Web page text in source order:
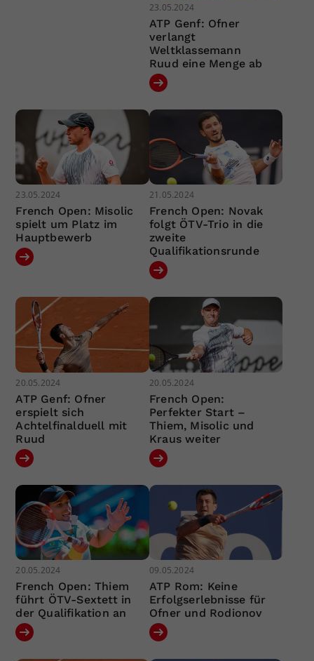
23.05.2024
ATP Genf: Ofner
verlangt
Weltklassemann
Ruud eine Menge ab
23.05.2024
French Open: Misolic
spielt um Platz im
Hauptbewerb
21.05.2024
French Open: Novak
folgt ÖTV-Trio in die
zweite
Qualifikationsrunde
20.05.2024
ATP Genf: Ofner
erspielt sich
Achtelfinalduell mit
Ruud
20.05.2024
French Open:
Perfekter Start –
Thiem, Misolic und
Kraus weiter
20.05.2024
French Open: Thiem
führt ÖTV-Sextett in
der Qualifikation an
09.05.2024
ATP Rom: Keine
Erfolgserlebnisse für
Ofner und Rodionov